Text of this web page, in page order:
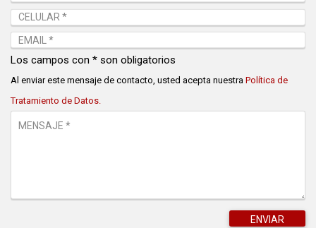
Los campos con * son obligatorios
Al enviar este mensaje de contacto, usted acepta nuestra Política de
Tratamiento de Datos.